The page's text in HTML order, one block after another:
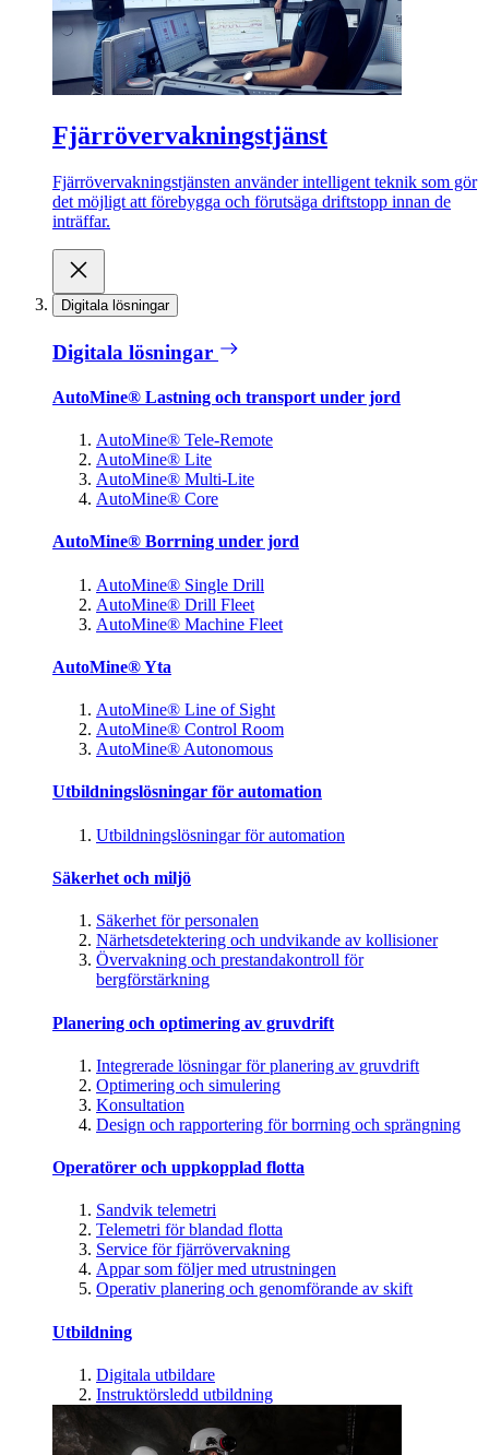
Fjärrövervakningstjänst
Fjärrövervakningstjänsten använder intelligent teknik som gör
det möjligt att förebygga och förutsäga driftstopp innan de
inträffar.
Digitala lösningar
Digitala lösningar
AutoMine® Lastning och transport under jord
AutoMine® Tele-Remote
AutoMine® Lite
AutoMine® Multi-Lite
AutoMine® Core
AutoMine® Borrning under jord
AutoMine® Single Drill
AutoMine® Drill Fleet
AutoMine® Machine Fleet
AutoMine® Yta
AutoMine® Line of Sight
AutoMine® Control Room
AutoMine® Autonomous
Utbildningslösningar för automation
Utbildningslösningar för automation
Säkerhet och miljö
Säkerhet för personalen
Närhetsdetektering och undvikande av kollisioner
Övervakning och prestandakontroll för
bergförstärkning
Planering och optimering av gruvdrift
Integrerade lösningar för planering av gruvdrift
Optimering och simulering
Konsultation
Design och rapportering för borrning och sprängning
Operatörer och uppkopplad flotta
Sandvik telemetri
Telemetri för blandad flotta
Service för fjärrövervakning
Appar som följer med utrustningen
Operativ planering och genomförande av skift
Utbildning
Digitala utbildare
Instruktörsledd utbildning